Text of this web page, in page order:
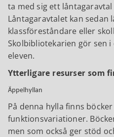
ta med sig ett
Låntagaravtalet kan sedan
klassföreståndare eller
Skolbibliotekarien gör sen
eleven.
Ytterligare resurser som
Äppelhyllan
På denna hylla finns
funktionsvariationer.
men som också ger stöd